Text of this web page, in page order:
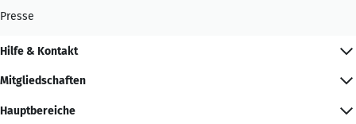
Presse
Hilfe & Kontakt
Mitgliedschaften
Hauptbereiche